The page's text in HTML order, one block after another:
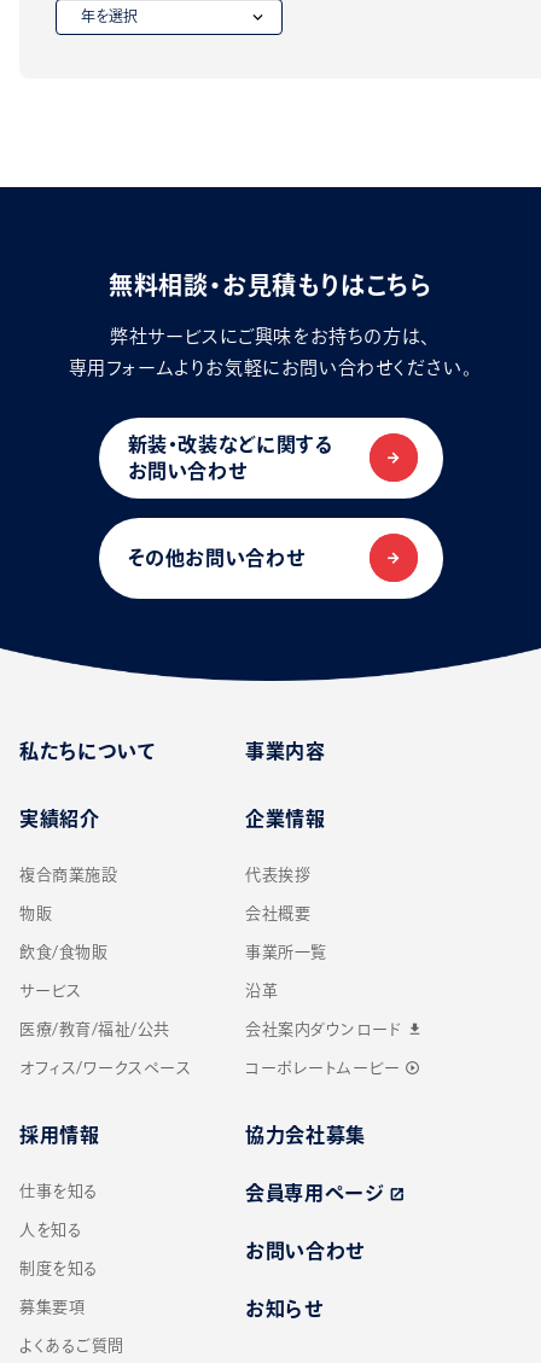
無料相談・お見積もりはこちら
弊社サービスにご興味をお持ちの方は、
専用フォームよりお気軽にお問い合わせください。
新装・改装などに関する
お問い合わせ
その他お問い合わせ
私たちについて
実績紹介
複合商業施設
物販
飲食/食物販
サービス
医療/教育/福祉/公共
オフィス/ワークスペース
事業内容
企業情報
代表挨拶
会社概要
事業所一覧
沿革
会社案内ダウンロード download
コーポレートムービー play_circle_outline
採用情報
仕事を知る
人を知る
制度を知る
募集要項
よくあるご質問
協力会社募集
会員専用ページ open_in_new
お問い合わせ
お知らせ